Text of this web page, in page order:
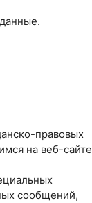
правовых
на веб-сайте
сообщений,